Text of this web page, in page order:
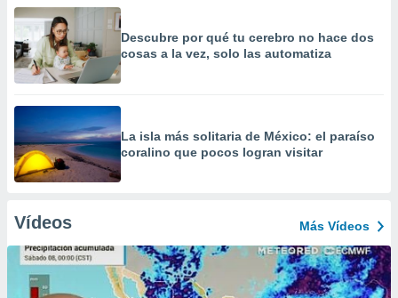
Descubre por qué tu cerebro no hace dos
cosas a la vez, solo las automatiza
La isla más solitaria de México: el paraíso
coralino que pocos logran visitar
Vídeos Más Vídeos